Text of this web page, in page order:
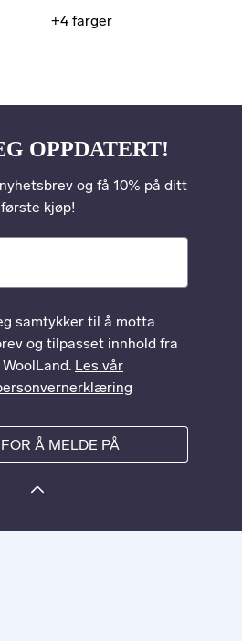
+4 farger
OPPDATERT!
og få 10% på ditt
første kjøp!
samtykker til å motta
og tilpasset innhold fra
WoolLand. Les vår
Å MELDE PÅ